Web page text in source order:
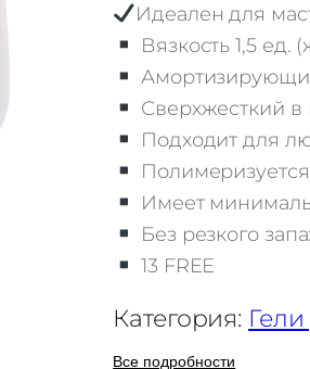
е
с
т
в
р
а
Идеален для
Вязкость 1,5 ед.
Сверхжесткий
Подходит для
Имеет
Без резкого
13 FREЕ
Категория:
Все подробности